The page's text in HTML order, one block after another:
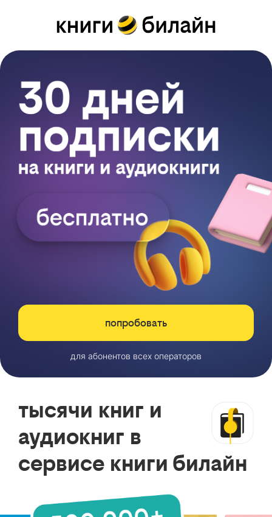
попробовать
для абонентов всех операторов
тысячи книг и
аудиокниг в
сервисе книги билайн